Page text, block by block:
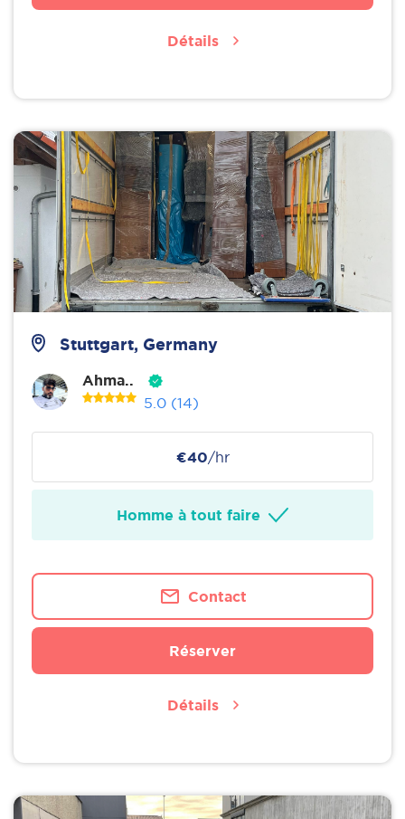
Détails
Stuttgart, Germany
Ahma..
5.0 (14)
€40/hr
Homme à tout faire
Contact
Réserver
Détails